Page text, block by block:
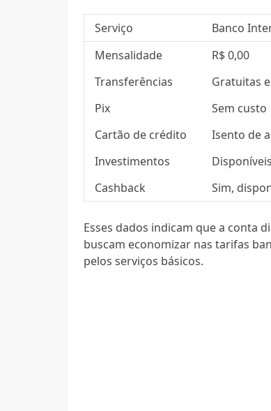
Serviço Banco
Mensalidade
R$ 0,00
Transferências
Gratuitas
Pix
Sem custo
Cartão de crédito
Isento de
Investimentos
Cashback
Sim,
Esses dados indicam que a conta
buscam economizar nas tarifas
pelos serviços básicos.